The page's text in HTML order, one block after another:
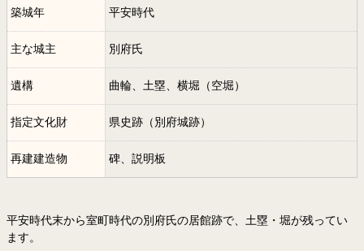
築城年 平安時代
主な城主 別府氏
遺構 曲輪、土塁、横堀（空堀）
指定文化財 県史跡（別府城跡）
再建建造物 碑、説明板
平安時代末から室町時代の別府氏の居館跡で、土塁・堀が残ってい
ます。